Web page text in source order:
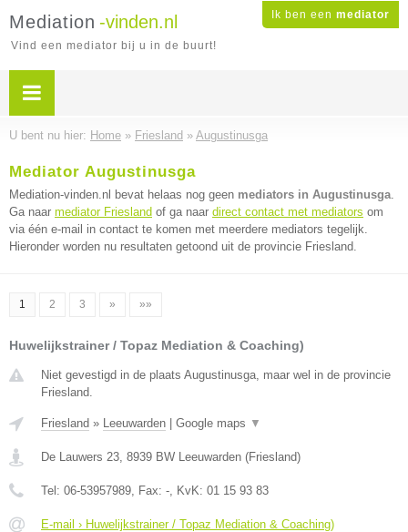
Ik ben een mediator
Mediation -vinden.nl
Vind een mediator bij u in de buurt!
U bent nu hier: Home » Friesland » Augustinusga
Mediator Augustinusga
Mediation-vinden.nl bevat helaas nog geen mediators in Augustinusga.
Ga naar mediator Friesland of ga naar direct contact met mediators om
via één e-mail in contact te komen met meerdere mediators tegelijk.
Hieronder worden nu resultaten getoond uit de provincie Friesland.
1 2 3 » »»
Huwelijkstrainer / Topaz Mediation & Coaching)
Niet gevestigd in de plaats Augustinusga, maar wel in de provincie
Friesland.
Friesland » Leeuwarden Google maps ▼
De Lauwers 23, 8939 BW Leeuwarden (Friesland)
Tel: 06-53957989, Fax: -, KvK: 01 15 93 83
E-mail › Huwelijkstrainer / Topaz Mediation & Coaching)